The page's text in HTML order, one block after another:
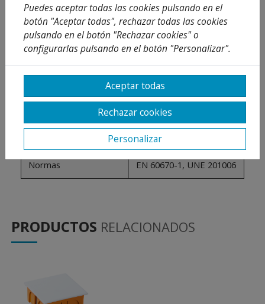
DATOS TÉCNICOS CAJA UNIVERSAL
Grado de protección IP30
Resistencia al impacto IK07
Estabilidad dimensional -25ºC+85ºC
850ºC
Normas EN 60670-1, UNE 201006
PRODUCTOS RELACIONADOS
Puedes aceptar todas las cookies pulsando en el
botón "Aceptar todas", rechazar todas las cookies
pulsando en el botón "Rechazar cookies" o
configurarlas pulsando en el botón "Personalizar".
Aceptar todas
Rechazar cookies
Personalizar